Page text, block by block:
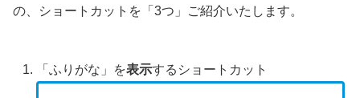
の、ショートカットを「3つ」ご紹介いたします。
「ふりがな」を表示するショートカット